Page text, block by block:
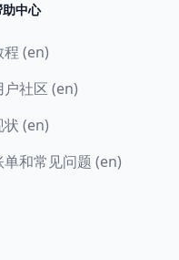
中心
程 (en)
户社区 (en)
状 (en)
单和常见问题 (en)